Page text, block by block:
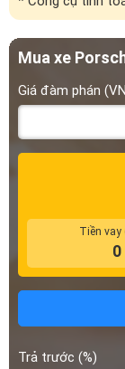
Mua xe
Giá đàm phán
Tiền vay
0
Trả trước (%)